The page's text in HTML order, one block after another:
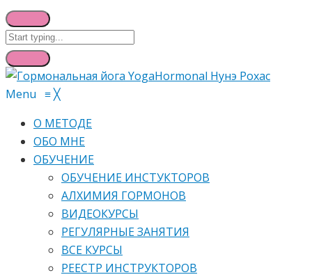
Menu ≡╳
О МЕТОДЕ
ОБО МНЕ
ОБУЧЕНИЕ
ОБУЧЕНИЕ ИНСТУКТОРОВ
АЛХИМИЯ ГОРМОНОВ
ВИДЕОКУРСЫ
РЕГУЛЯРНЫЕ ЗАНЯТИЯ
ВСЕ КУРСЫ
РЕЕСТР ИНСТРУКТОРОВ